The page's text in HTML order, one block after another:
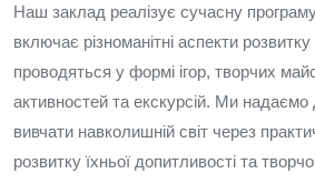
Наш заклад реалізує сучасну
включає різноманітні аспекти
проводяться у формі ігор, творчих
активностей та екскурсій. Ми надаємо
вивчати навколишній світ через
розвитку їхньої допитливості та